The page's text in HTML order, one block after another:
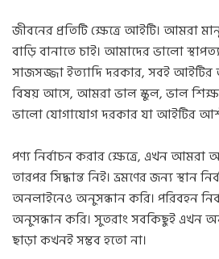
জীবনের প্রতিটি ক্ষেত্রে আইটি। আমরা
বাড়ি বানাতে চাই। আমাদের ভালো
সাজসজ্জা ইত্যাদি দরকার, সবই আইটির
বিষয় আসে, আমরা ভাল স্কুল, ভাল
ভালো যোগাযোগ দরকার যা আইটির
পণ্য নির্বাচন করার ক্ষেত্রে, এখন
তারপর সিদ্ধান্ত নিই। ভ্রমণের জন্য স্থান
অনলাইনেও অনুসন্ধান করি। পরিবহন
অনুসন্ধান করি। সুতরাং সবকিছুই এখন
ছাড়া কখনই সম্ভব হতো না।